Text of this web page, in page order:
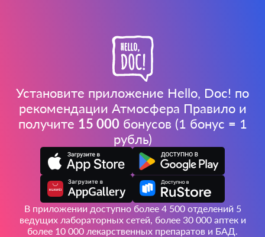
Установите приложение Hello, Doc! по
рекомендации Атмосфера Правило и
получите 15 000бонусов (1 бонус = 1
рубль)
В приложении доступно более 4 500 отделений 5
ведущих лабораторных сетей, более 30 000 аптек и
более 10 000 лекарственных препаратов и БАД.